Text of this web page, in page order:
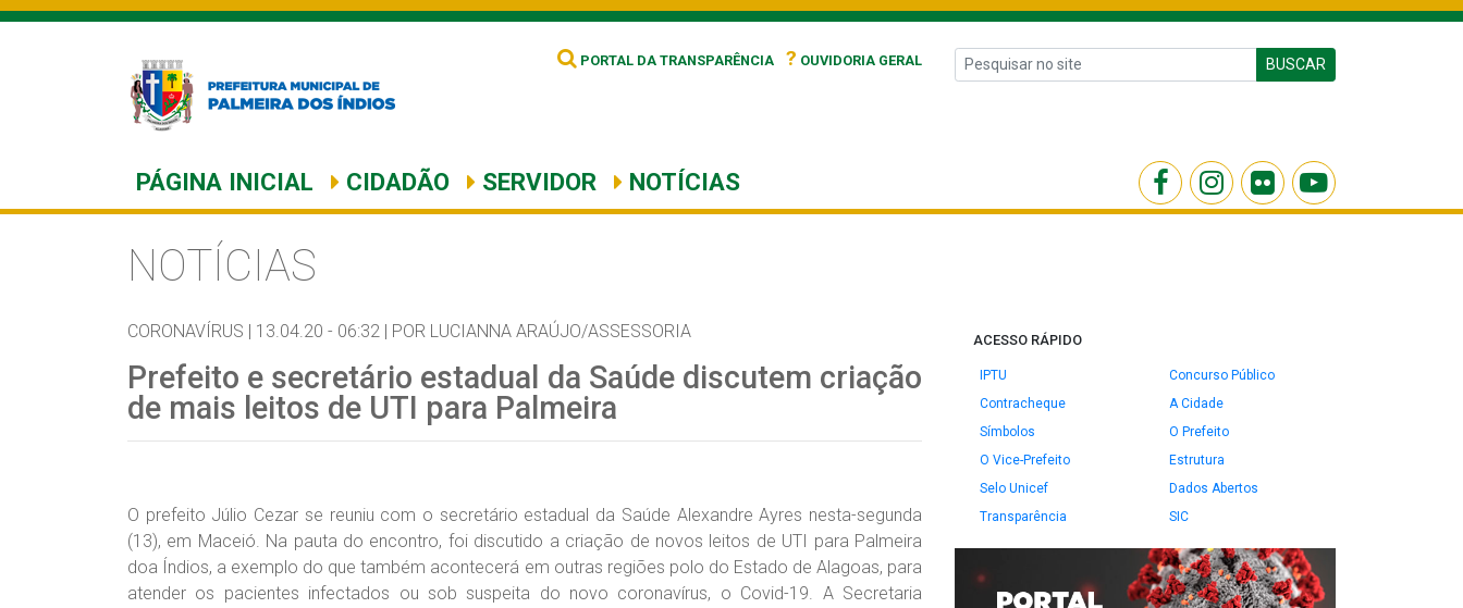
PORTAL DA TRANSPARÊNCIA ? OUVIDORIA GERAL BUSCAR
PÁGINA INICIAL CIDADÃO SERVIDOR NOTÍCIAS
NOTÍCIAS
CORONAVÍRUS | 13.04.20 - 06:32 | POR LUCIANNA ARAÚJO/ASSESSORIA
Prefeito e secretário estadual da Saúde discutem criação
de mais leitos de UTI para Palmeira
O prefeito Júlio Cezar se reuniu com o secretário estadual da Saúde Alexandre Ayres nesta-segunda
(13), em Maceió. Na pauta do encontro, foi discutido a criação de novos leitos de UTI para Palmeira
doa Índios, a exemplo do que também acontecerá em outras regiões polo do Estado de Alagoas, para
atender os pacientes infectados ou sob suspeita do novo coronavírus, o Covid-19. A Secretaria
ACESSO RÁPIDO
IPTU
Concurso Público
Contracheque
A Cidade
Símbolos
O Prefeito
O Vice-Prefeito
Estrutura
Selo Unicef
Dados Abertos
Transparência
SIC